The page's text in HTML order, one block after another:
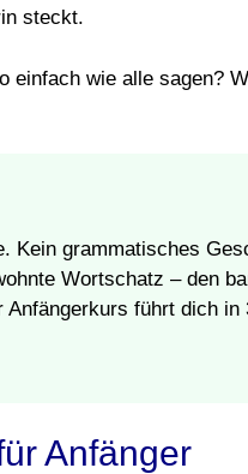
steckt.
einfach wie alle sagen?
Kein grammatisches
Wortschatz – den
führt dich in
Anfänger